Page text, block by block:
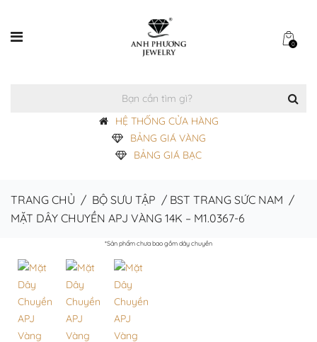
0
HỆ THỐNG CỬA HÀNG
BẢNG GIÁ VÀNG
BẢNG GIÁ BẠC
TRANG CHỦ / BỘ SƯU TẬP / BST TRANG SỨC NAM /
MẶT DÂY CHUYỀN APJ VÀNG 14K – M1.0367-6
*Sản phẩm chưa bao gồm dây chuyền